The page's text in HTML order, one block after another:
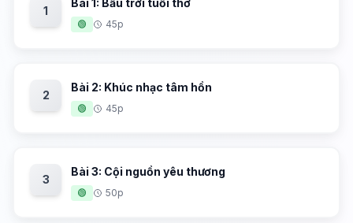
1
Bài 1: Bầu trời tuổi thơ
🟢 45p
2
Bài 2: Khúc nhạc tâm hồn
🟢 45p
3
Bài 3: Cội nguồn yêu thương
🟢 50p